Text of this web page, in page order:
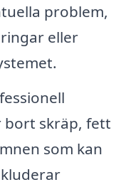
problem,
eller
bort skräp, fett
som kan